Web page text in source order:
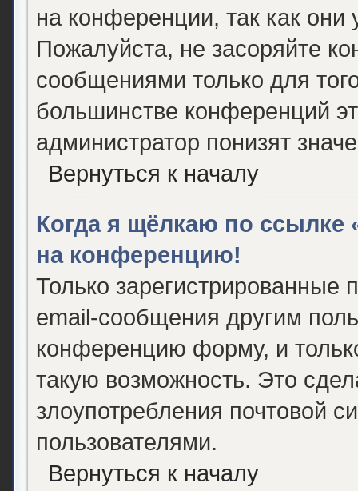
на конференции, так как
Пожалуйста, не засоряйте
сообщениями только для
большинстве конференций
администратор понизят
Вернуться к началу
Когда я щёлкаю по ссылке
на конференцию!
Только зарегистрированные
email-сообщения другим
конференцию форму, и
такую возможность. Это
злоупотребления почтовой
пользователями.
Вернуться к началу